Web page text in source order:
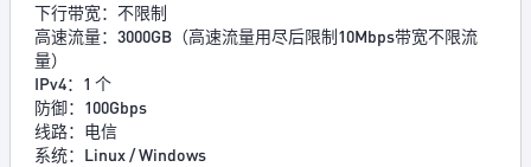
下行带宽：不限制
高速流量：3000GB（高速流量用尽后限制10Mbps带宽不限流
量）
IPv4：1 个
防御：100Gbps
线路：电信
系统：Linux / Windows